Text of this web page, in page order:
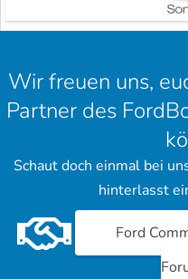
Wir freuen uns,
Partner des
Schaut doch einmal bei
hinterlasst
Ford